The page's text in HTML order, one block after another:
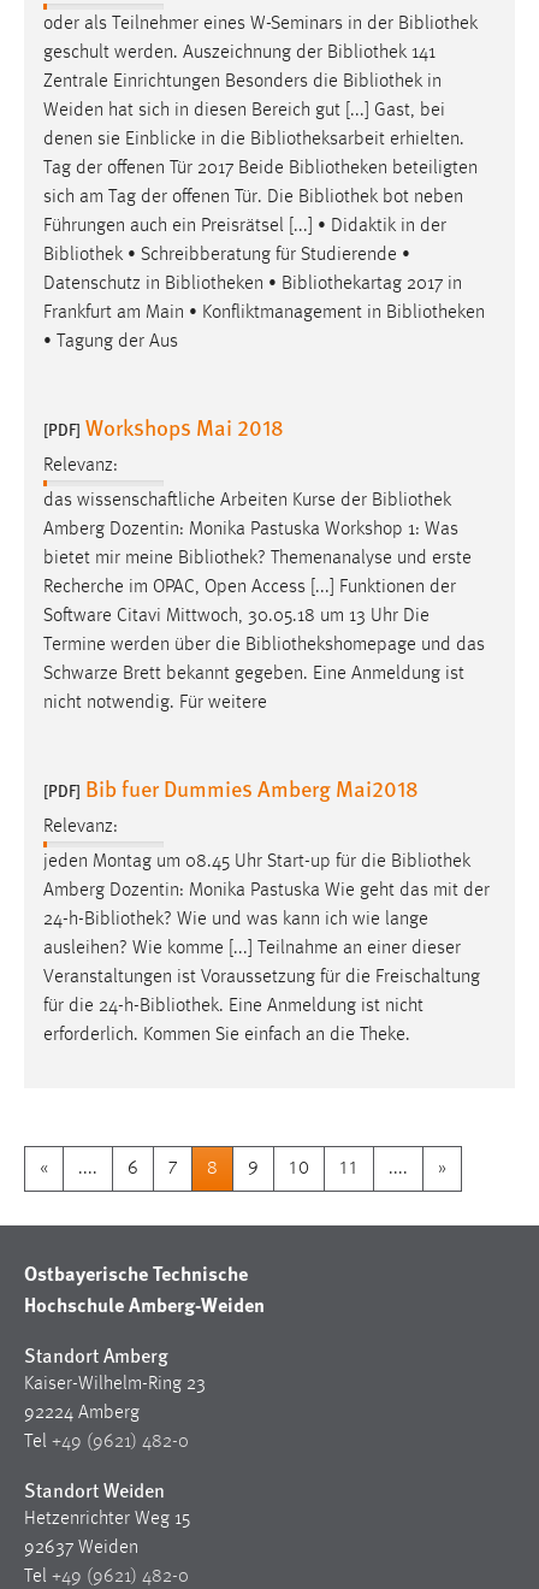
oder als Teilnehmer eines W-Seminars in der Bibliothek
geschult werden. Auszeichnung der Bibliothek 141
Zentrale Einrichtungen Besonders die Bibliothek in
Weiden hat sich in diesen Bereich gut [...] Gast, bei
denen sie Einblicke in die Bibliotheksarbeit erhielten.
Tag der offenen Tür 2017 Beide Bibliotheken beteiligten
sich am Tag der offenen Tür. Die Bibliothek bot neben
Führungen auch ein Preisrätsel [...] • Didaktik in der
Bibliothek • Schreibberatung für Studierende •
Datenschutz in Bibliotheken • Bibliothekartag 2017 in
Frankfurt am Main • Konfliktmanagement in Bibliotheken
• Tagung der Aus
[PDF] Workshops Mai 2018
Relevanz:
das wissenschaftliche Arbeiten Kurse der Bibliothek
Amberg Dozentin: Monika Pastuska Workshop 1: Was
bietet mir meine Bibliothek? Themenanalyse und erste
Recherche im OPAC, Open Access [...] Funktionen der
Software Citavi Mittwoch, 30.05.18 um 13 Uhr Die
Termine werden über die Bibliothekshomepage und das
Schwarze Brett bekannt gegeben. Eine Anmeldung ist
nicht notwendig. Für weitere
[PDF] Bib fuer Dummies Amberg Mai2018
Relevanz:
jeden Montag um 08.45 Uhr Start-up für die Bibliothek
Amberg Dozentin: Monika Pastuska Wie geht das mit der
24-h-Bibliothek? Wie und was kann ich wie lange
ausleihen? Wie komme [...] Teilnahme an einer dieser
Veranstaltungen ist Voraussetzung für die Freischaltung
für die 24-h-Bibliothek. Eine Anmeldung ist nicht
erforderlich. Kommen Sie einfach an die Theke.
« .... 6 7 8 9 10 11 .... »
Ostbayerische Technische
Hochschule Amberg-Weiden
Standort Amberg
Kaiser-Wilhelm-Ring 23
92224 Amberg
Tel +49 (9621) 482-0
Standort Weiden
Hetzenrichter Weg 15
92637 Weiden
Tel +49 (9621) 482-0